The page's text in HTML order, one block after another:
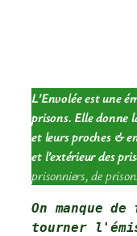
L’Envolée est une
prisons. Elle donne
et leurs proches &
et l’extérieur des
prisonniers, de
On manque
tourner